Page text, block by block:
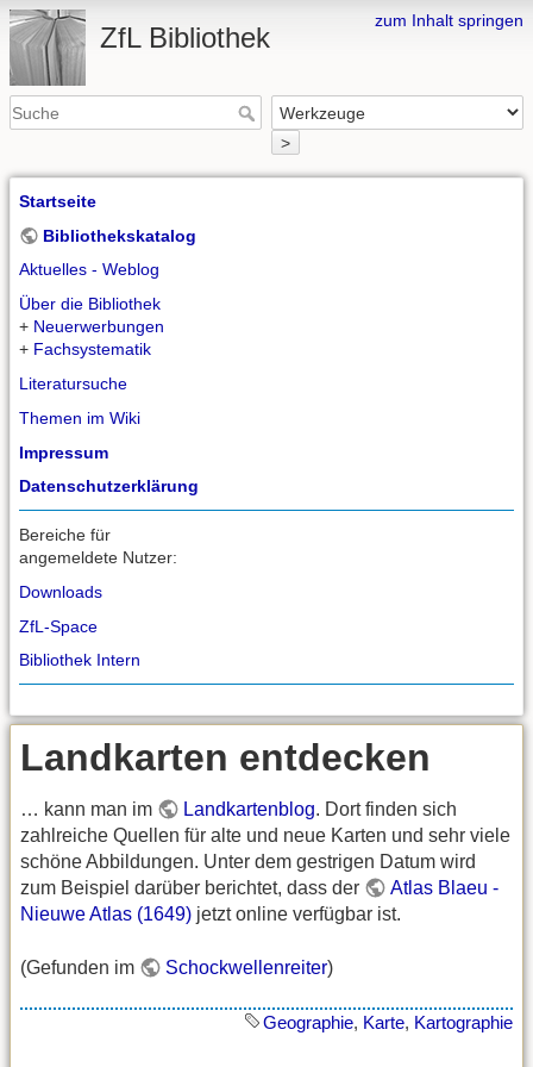
zum Inhalt springen
ZfL Bibliothek
>
Startseite
Bibliothekskatalog
Aktuelles - Weblog
Über die Bibliothek
+ Neuerwerbungen
+ Fachsystematik
Literatursuche
Themen im Wiki
Impressum
Datenschutzerklärung
Bereiche für
angemeldete Nutzer:
Downloads
ZfL-Space
Bibliothek Intern
Landkarten entdecken
… kann man im Landkartenblog. Dort finden sich
zahlreiche Quellen für alte und neue Karten und sehr viele
schöne Abbildungen. Unter dem gestrigen Datum wird
zum Beispiel darüber berichtet, dass der
Atlas Blaeu -
Nieuwe Atlas (1649) jetzt online verfügbar ist.
(Gefunden im Schockwellenreiter)
Geographie, Karte, Kartographie